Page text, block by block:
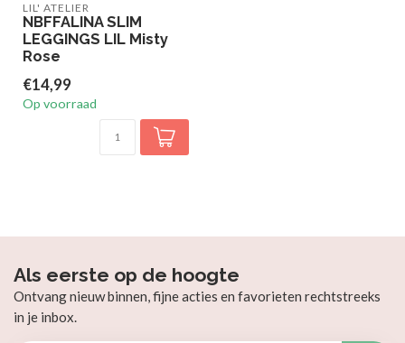
LIL' ATELIER
NBFFALINA SLIM
LEGGINGS LIL Misty
Rose
€14,99
Op voorraad
Als eerste op de hoogte
Ontvang nieuw binnen, fijne acties en favorieten rechtstreeks
in je inbox.